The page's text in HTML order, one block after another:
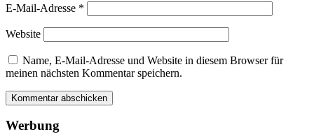
E-Mail-Adresse *
Website
Name, E-Mail-Adresse und Website in diesem Browser für
meinen nächsten Kommentar speichern.
Werbung